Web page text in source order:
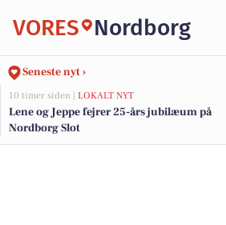
VORES Nordborg
Seneste nyt ›
10 timer siden | LOKALT NYT
Lene og Jeppe fejrer 25-års jubilæum på
Nordborg Slot